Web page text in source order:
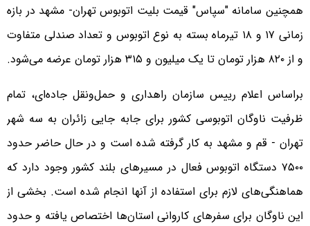
همچنین سامانه "سپاس" قیمت بلیت اتوبوس تهران- مشهد در بازه
زمانی ۱۷ و ۱۸ تیرماه بسته به نوع اتوبوس و تعداد صندلی متفاوت
و از ۸۲۰ هزار تومان تا یک میلیون و ۳۱۵ هزار تومان عرضه می‌شود.
براساس اعلام رییس سازمان راهداری و حمل‌ونقل جاده‌ای، تمام
ظرفیت ناوگان اتوبوسی کشور برای جابه جایی زائران به سه شهر
تهران - قم و مشهد به کار گرفته شده است و در حال حاضر حدود
۷۵۰۰ دستگاه اتوبوس فعال در مسیرهای بلند کشور وجود دارد که
هماهنگی‌های لازم برای استفاده از آنها انجام شده است. بخشی از
این ناوگان برای سفرهای کاروانی استان‌ها اختصاص یافته و حدود